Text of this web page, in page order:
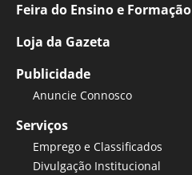
Feira do Ensino e Formação
Loja da Gazeta
Publicidade
Anuncie Connosco
Serviços
Emprego e Classificados
Divulgação Institucional